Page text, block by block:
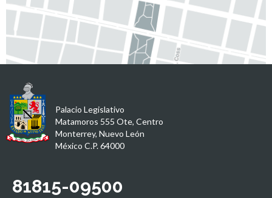
Palacio Legislativo
Matamoros 555 Ote, Centro
Monterrey, Nuevo León
México C.P. 64000
81815-09500